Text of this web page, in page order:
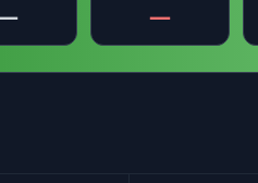
—